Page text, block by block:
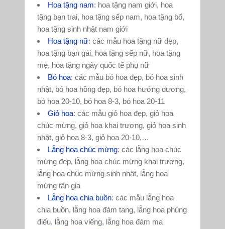
Hoa tặng nam: hoa tặng nam giới, hoa
tặng bạn trai, hoa tặng sếp nam, hoa tặng bố,
hoa tặng sinh nhật nam giới
Hoa tặng nữ: các mẫu hoa tặng nữ đẹp,
hoa tặng bạn gái, hoa tặng sếp nữ, hoa tặng
mẹ, hoa tặng ngày quốc tế phụ nữ
Bó hoa: các mẫu bó hoa đẹp, bó hoa sinh
nhật, bó hoa hồng đẹp, bó hoa hướng dương,
bó hoa 20-10, bó hoa 8-3, bó hoa 20-11
Giỏ hoa: các mẫu giỏ hoa đẹp, giỏ hoa
chúc mừng, giỏ hoa khai trương, giỏ hoa sinh
nhật, giỏ hoa 8-3, giỏ hoa 20-10,…
Lẵng hoa chúc mừng: các lẵng hoa chúc
mừng đẹp, lẵng hoa chúc mừng khai trương,
lẵng hoa chúc mừng sinh nhật, lẵng hoa
mừng tân gia
Lẵng hoa chia buồn: các mẫu lẵng hoa
chia buồn, lẵng hoa đám tang, lẵng hoa phúng
điếu, lẵng hoa viếng, lẵng hoa đám ma